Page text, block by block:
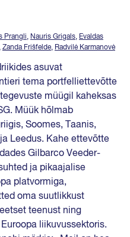
Prangli, Nauris Grigals, Evaldas
Zanda Frišfelde, Radvilė Karmanovė
asuvat
tema portfelliettevõtte
müügil kaheksas
Müük hõlmab
Soomes, Taanis,
Leedus. Kahe ettevõtte
Gilbarco Veeder-
ja pikaajalise
platvormiga,
oma suutlikkust
teenust ning
liikuvussektoris.